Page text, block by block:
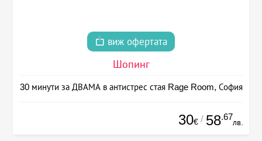
виж офертата
Шопинг
30 минути за ДВАМА в антистрес стая Rage Room, София
30€ / 58.67
лв.